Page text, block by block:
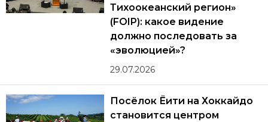
Тихоокеанский регион»
(FOIP): какое видение
должно последовать за
«эволюцией»?
29.07.2026
Посёлок Ёити на Хоккайдо
становится центром